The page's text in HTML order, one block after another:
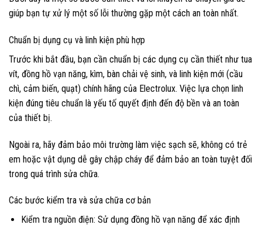
giúp bạn tự xử lý một số lỗi thường gặp một cách an toàn nhất.
Chuẩn bị dụng cụ và linh kiện phù hợp
Trước khi bắt đầu, bạn cần chuẩn bị các dụng cụ cần thiết như tua
vít, đồng hồ vạn năng, kìm, bàn chải vệ sinh, và linh kiện mới (cầu
chì, cảm biến, quạt) chính hãng của Electrolux. Việc lựa chọn linh
kiện đúng tiêu chuẩn là yếu tố quyết định đến độ bền và an toàn
của thiết bị.
Ngoài ra, hãy đảm bảo môi trường làm việc sạch sẽ, không có trẻ
em hoặc vật dụng dễ gây chập cháy để đảm bảo an toàn tuyệt đối
trong quá trình sửa chữa.
Các bước kiểm tra và sửa chữa cơ bản
Kiểm tra nguồn điện: Sử dụng đồng hồ vạn năng để xác định